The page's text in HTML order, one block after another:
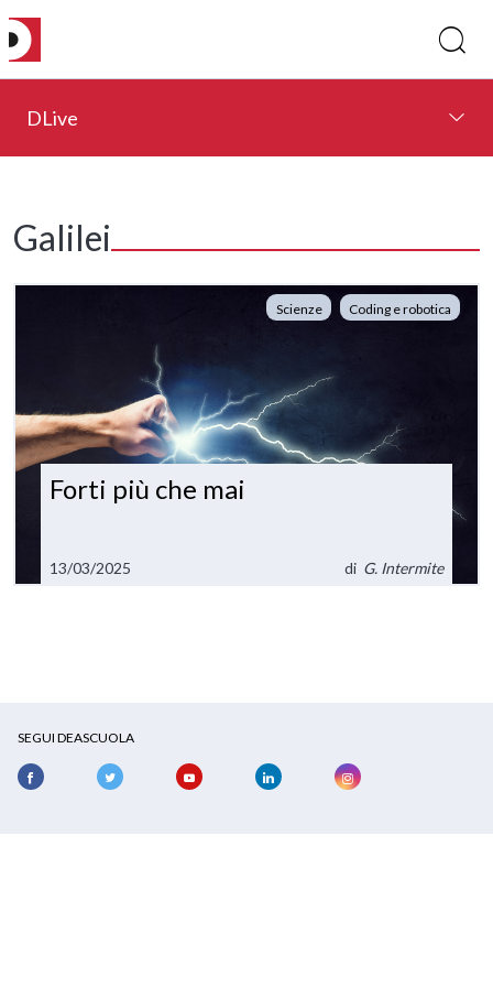
DLive
Galilei
Scienze Coding e robotica
Forti più che mai
13/03/2025 di G. Intermite
SEGUI DEASCUOLA